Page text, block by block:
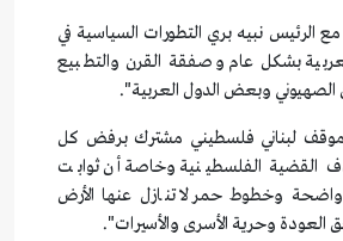
الرئيس نبيه بري التطورات السياسية في
بشكل عام وصفقة القرن والتطبيع
الصهيوني وبعض الدول العربية".
لبناني فلسطيني مشترك برفض كل
القضية الفلسطينية وخاصة أن ثوابت
وخطوط حمر لا تنازل عنها الأرض
العودة وحرية الأسرى والأسيرات".